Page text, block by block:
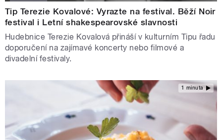
Tip Terezie Kovalové: Vyrazte na festival. Běží Noir
festival i Letní shakespearovské slavnosti
Hudebnice Terezie Kovalová přináší v kulturním Tipu řadu
doporučení na zajímavé koncerty nebo filmové a
divadelní festivaly.
1 minuta